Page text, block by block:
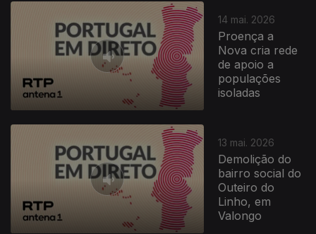
14 mai. 2026
Proença a
Nova cria rede
de apoio a
populações
isoladas
13 mai. 2026
Demolição do
bairro social do
Outeiro do
Linho, em
Valongo